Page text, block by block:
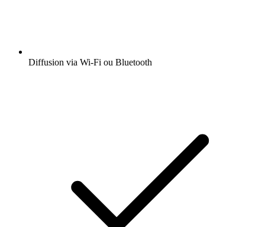
Diffusion via Wi-Fi ou Bluetooth